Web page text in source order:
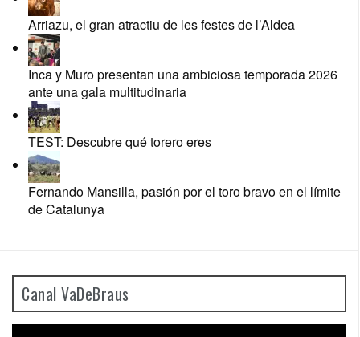
Arriazu, el gran atractiu de les festes de l’Aldea
Inca y Muro presentan una ambiciosa temporada 2026
ante una gala multitudinaria
TEST: Descubre qué torero eres
Fernando Mansilla, pasión por el toro bravo en el límite
de Catalunya
Canal VaDeBraus